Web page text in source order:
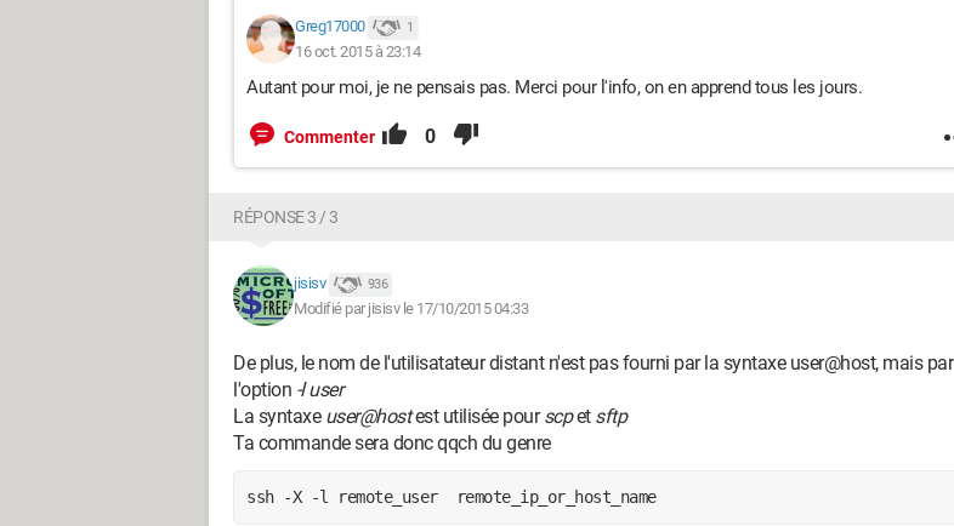
Greg17000 1
16 oct. 2015 à 23:14
Autant pour moi, je ne pensais pas. Merci pour l'info, on en apprend tous les jours.
Commenter 0
RÉPONSE 3 / 3
jisisv 936
Modifié par jisisv le 17/10/2015 04:33
De plus, le nom de l'utilisatateur distant n'est pas fourni par la syntaxe user@host, mais par
l'option -l user
La syntaxe user@hostest utilisée pourscpet sftp
Ta commande sera donc qqch du genre
ssh -X -l remote_user  remote_ip_or_host_name